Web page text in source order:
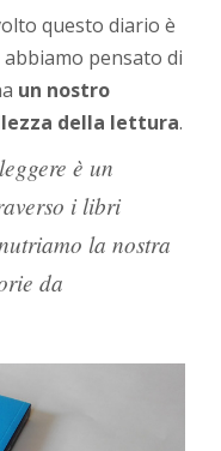
questo diario è
pensato di
un nostro
della lettura.
è un
i libri
la nostra
da